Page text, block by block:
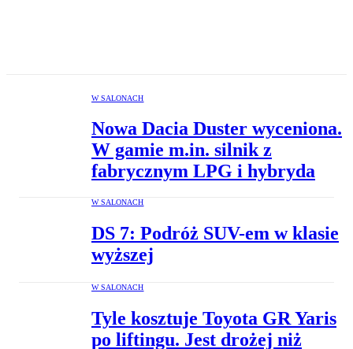
W SALONACH
Nowa Dacia Duster wyceniona.
W gamie m.in. silnik z
fabrycznym LPG i hybryda
W SALONACH
DS 7: Podróż SUV-em w klasie
wyższej
W SALONACH
Tyle kosztuje Toyota GR Yaris
po liftingu. Jest drożej niż